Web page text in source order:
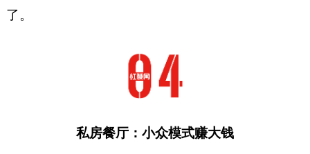
了。
私房餐厅：小众模式赚大钱